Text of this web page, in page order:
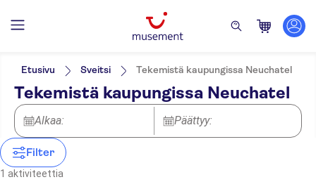
Suodata
NO-PICKUP
Lippuvaihtoehdot
Ääniopastus (kuulokkeet)
Välitön vahvistus
Aktiviteetit
Aktiviteetin kieli
German
French
Italian
Etusivu Sveitsi Tekemistä kaupungissa Neuchatel
Tekemistä kaupungissa Neuchatel
Alkaa: Päättyy:
Filter
1 aktiviteettia